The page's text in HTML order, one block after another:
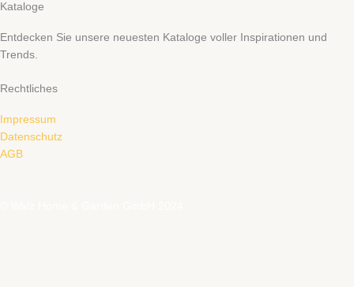
Kataloge
Entdecken Sie unsere neuesten Kataloge voller Inspirationen und
Trends.
Rechtliches
Impressum
Datenschutz
AGB